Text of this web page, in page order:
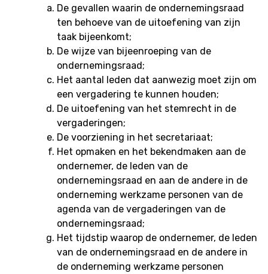
De gevallen waarin de ondernemingsraad
ten behoeve van de uitoefening van zijn
taak bijeenkomt;
De wijze van bijeenroeping van de
ondernemingsraad;
Het aantal leden dat aanwezig moet zijn om
een vergadering te kunnen houden;
De uitoefening van het stemrecht in de
vergaderingen;
De voorziening in het secretariaat;
Het opmaken en het bekendmaken aan de
ondernemer, de leden van de
ondernemingsraad en aan de andere in de
onderneming werkzame personen van de
agenda van de vergaderingen van de
ondernemingsraad;
Het tijdstip waarop de ondernemer, de leden
van de ondernemingsraad en de andere in
de onderneming werkzame personen